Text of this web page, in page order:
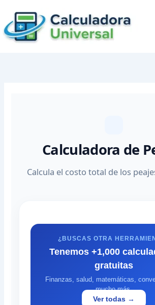
content
Calculadora de
Calcula el costo total de los
¿BUSCAS OTRA
Tenemos +1,000
gratuitas
Finanzas, salud, matemáticas,
mucho más.
Ver todas →